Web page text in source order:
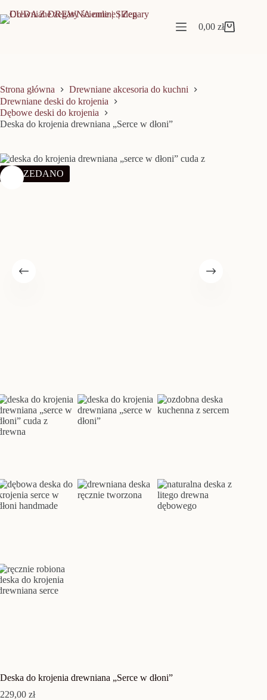
do
treści
Koszyk
0,00zł
Strona główna
Drewniane akcesoria do kuchni
Drewniane deski do krojenia
Dębowe deski do krojenia
Deska do krojenia drewniana „Serce w dłoni”
SPRZEDANO
Deska do krojenia drewniana „Serce w dłoni”
229,00 zł